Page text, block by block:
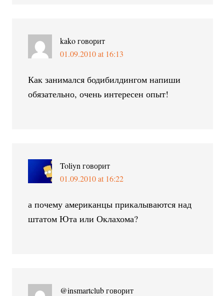
kako говорит
01.09.2010 at 16:13
Как занимался бодибилдингом напиши
обязательно, очень интересен опыт!
Toliyn говорит
01.09.2010 at 16:22
а почему американцы прикалываются над
штатом Юта или Оклахома?
@insmartclub говорит